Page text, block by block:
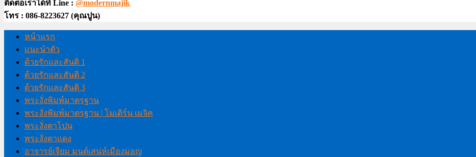
ติดต่อเราได้ที่ Line : @modernmajik
โทร : 086-8223627 (คุณปูน)
หน้าแรก
แนะนำตัว
ด้วยรักและสันติ 1
ด้วยรักและสันติ 2
ด้วยรักและสันติ 3
พระงั่งพิมพ์มาตรฐาน
พระงั่งพิมพ์มาตรฐาน | โมเดิร์น เมจิค
พระงั่งตาโปน
พระงั่งตาแดง
อาจารย์เจียม มนต์เสน่ห์เมืองมอญ